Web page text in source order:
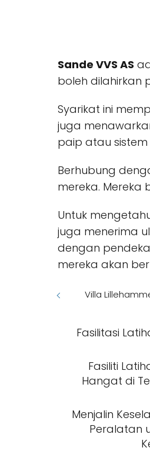
Sande VVS AS
boleh dilahirkan
Syarikat ini
juga
paip atau
Berhubung
mereka.
Untuk
juga menerima
dengan
mereka akan
Villa
Fasilitasi
Fasiliti
Hangat di
Menjalin
Peralatan